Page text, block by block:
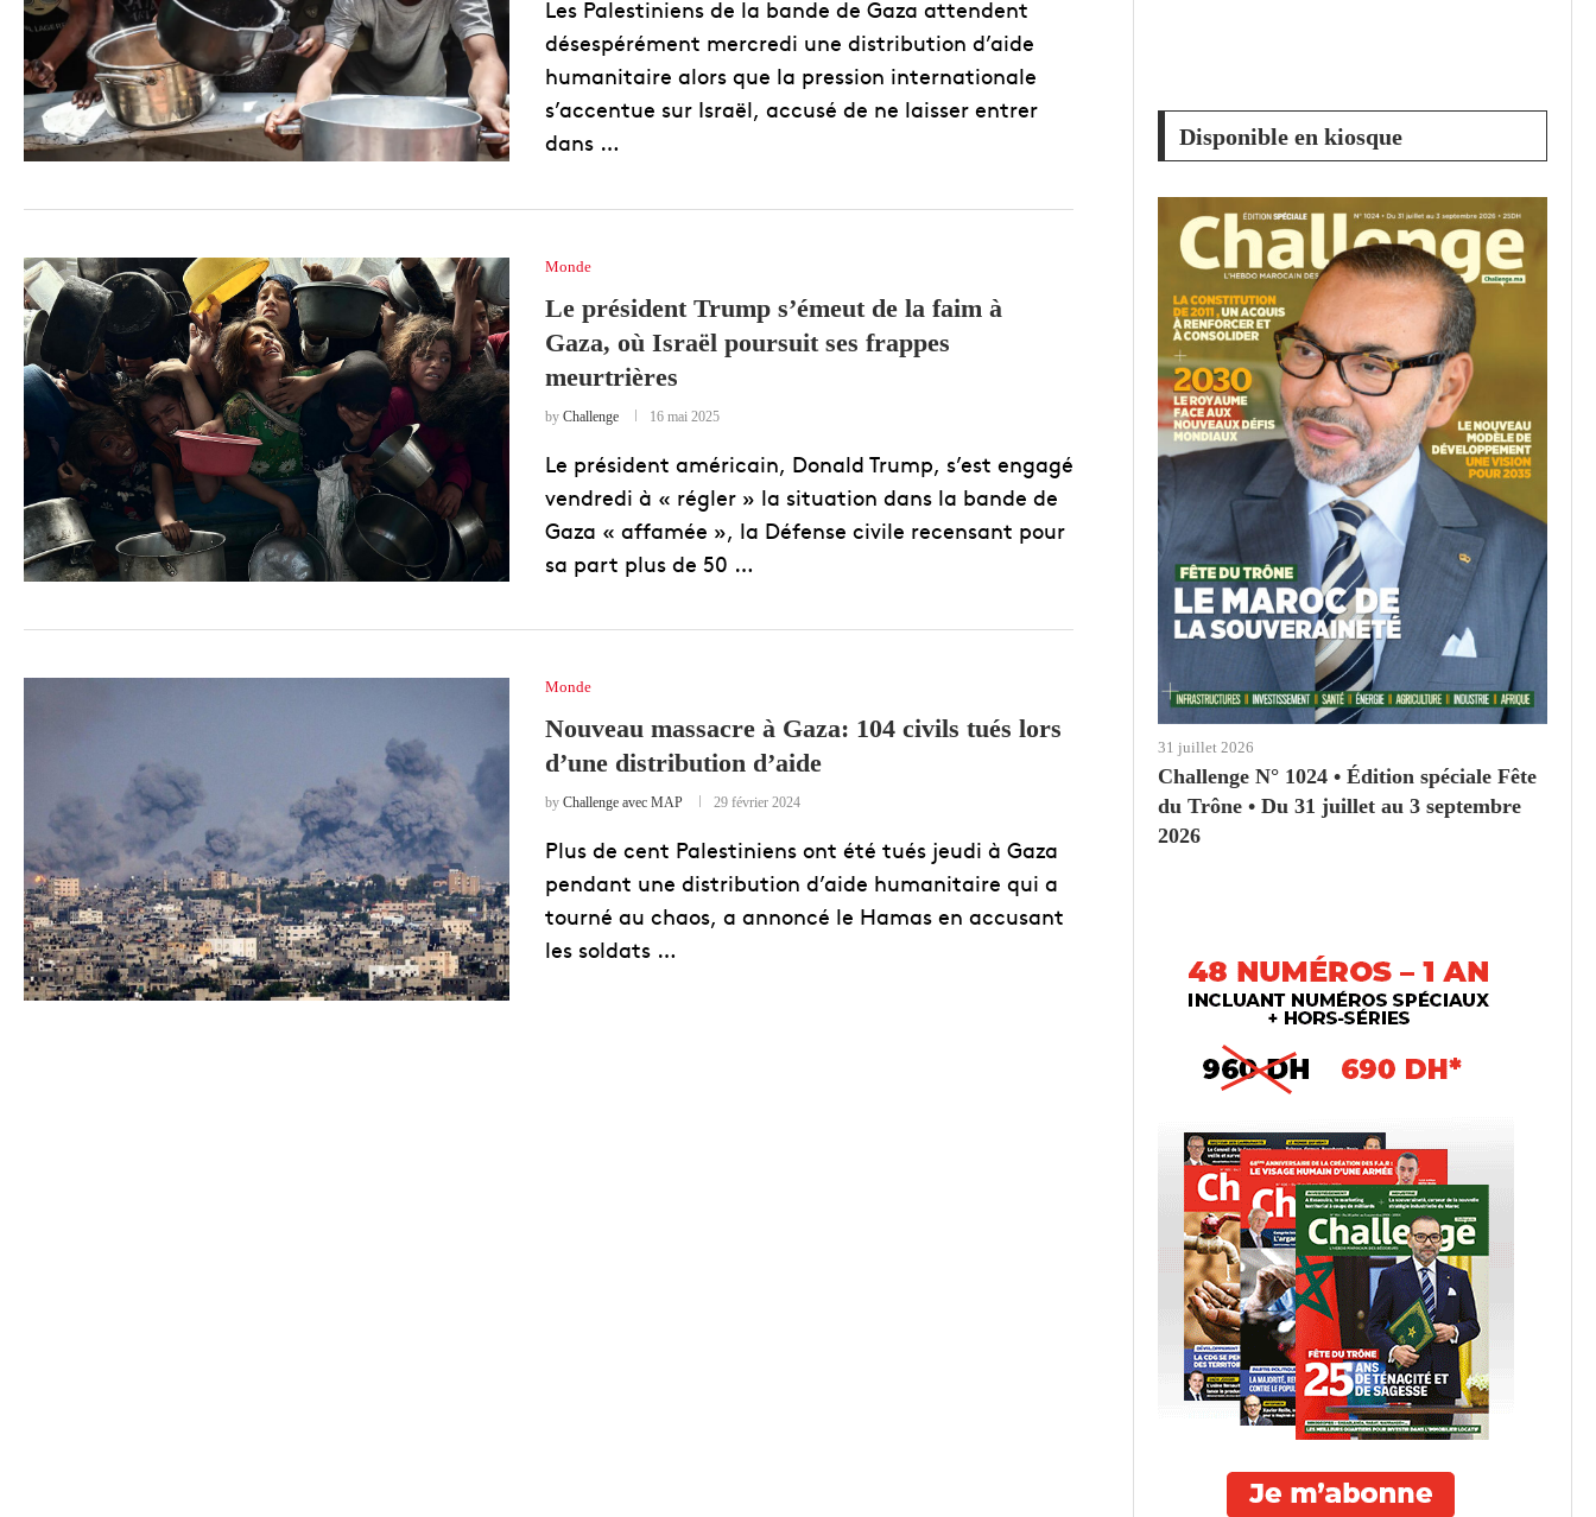
Les Palestiniens de la bande de Gaza attendent
désespérément mercredi une distribution d’aide
humanitaire alors que la pression internationale
s’accentue sur Israël, accusé de ne laisser entrer
dans …
Monde
Le président Trump s’émeut de la faim à
Gaza, où Israël poursuit ses frappes
meurtrières
by Challenge 16 mai 2025
Le président américain, Donald Trump, s’est engagé
vendredi à « régler » la situation dans la bande de
Gaza « affamée », la Défense civile recensant pour
sa part plus de 50 …
Monde
Nouveau massacre à Gaza: 104 civils tués lors
d’une distribution d’aide
by Challenge avec MAP 29 février 2024
Plus de cent Palestiniens ont été tués jeudi à Gaza
pendant une distribution d’aide humanitaire qui a
tourné au chaos, a annoncé le Hamas en accusant
les soldats …
Disponible en kiosque
31 juillet 2026
Challenge N° 1024 • Édition spéciale Fête
du Trône • Du 31 juillet au 3 septembre
2026